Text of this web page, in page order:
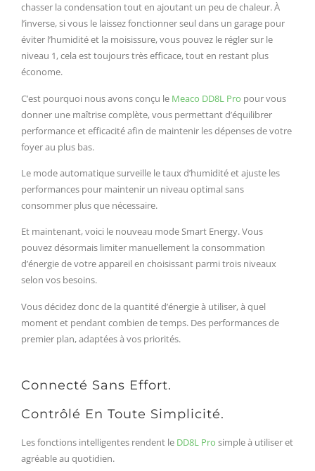
chasser la condensation tout en ajoutant un peu de chaleur. À
l’inverse, si vous le laissez fonctionner seul dans un garage pour
éviter l’humidité et la moisissure, vous pouvez le régler sur le
niveau 1, cela est toujours très efficace, tout en restant plus
économe.
C’est pourquoi nous avons conçu le Meaco DD8L Pro pour vous
donner une maîtrise complète, vous permettant d’équilibrer
performance et efficacité afin de maintenir les dépenses de votre
foyer au plus bas.
Le mode automatique surveille le taux d’humidité et ajuste les
performances pour maintenir un niveau optimal sans
consommer plus que nécessaire.
Et maintenant, voici le nouveau mode Smart Energy. Vous
pouvez désormais limiter manuellement la consommation
d’énergie de votre appareil en choisissant parmi trois niveaux
selon vos besoins.
Vous décidez donc de la quantité d’énergie à utiliser, à quel
moment et pendant combien de temps. Des performances de
premier plan, adaptées à vos priorités.
Connecté Sans Effort.
Contrôlé En Toute Simplicité.
Les fonctions intelligentes rendent le DD8L Pro simple à utiliser et
agréable au quotidien.